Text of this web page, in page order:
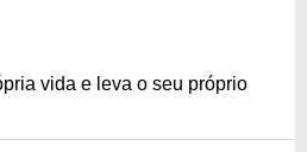
vida e leva o seu próprio